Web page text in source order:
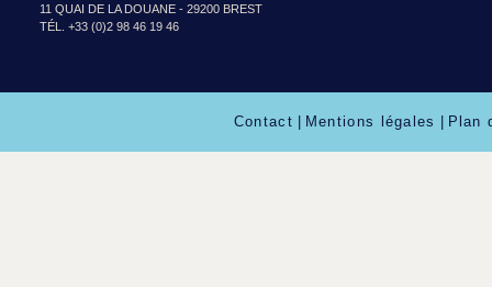
11 QUAI DE LA DOUANE - 29200 BREST
TÉL. +33 (0)2 98 46 19 46
Contact Mentions légales Plan